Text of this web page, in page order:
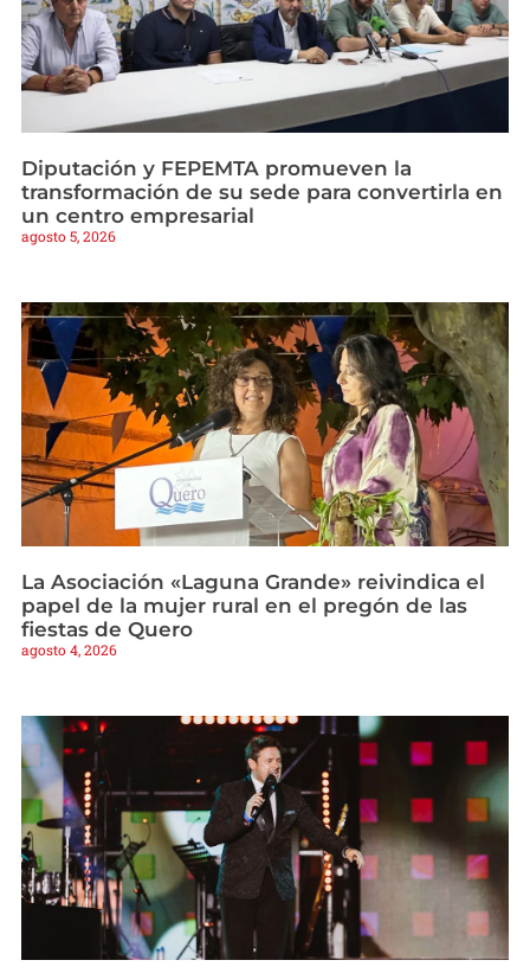
Diputación y FEPEMTA promueven la
transformación de su sede para convertirla en
un centro empresarial
agosto 5, 2026
La Asociación «Laguna Grande» reivindica el
papel de la mujer rural en el pregón de las
fiestas de Quero
agosto 4, 2026